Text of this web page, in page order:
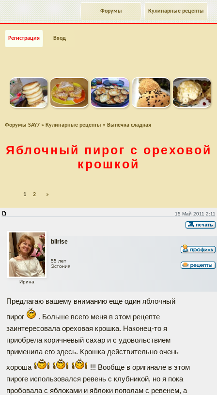
Кулинарные рецепты
Форумы
Регистрация Вход
Форумы SAY7 » Кулинарные рецепты » Выпечка сладкая
Яблочный пирог с ореховой
крошкой
1 2 »
15 Май 2011 2:11
blirise
Ирина
55 лет
Эстония
Предлагаю вашему вниманию еще один яблочный
пирог
. Больше всего меня в этом рецепте
заинтересовала ореховая крошка. Наконец-то я
приобрела коричневый сахар и с удовольствием
применила его здесь. Крошка действительно очень
хороша
!!! Вообще в оригинале в этом
пироге использовался ревень с клубникой, но я пока
пробовала с яблоками и яблоки пополам с ревенем, а